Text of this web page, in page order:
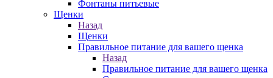
Фонтаны питьевые
Щенки
Назад
Щенки
Правильное питание для вашего щенка
Назад
Правильное питание для вашего щенка